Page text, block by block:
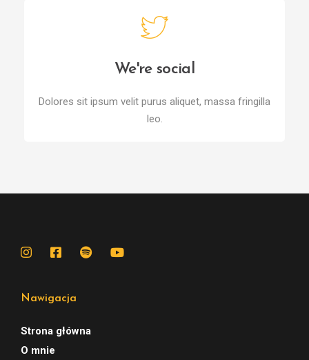
We're social
Dolores sit ipsum velit purus aliquet, massa fringilla
leo.
Nawigacja
Strona główna
O mnie